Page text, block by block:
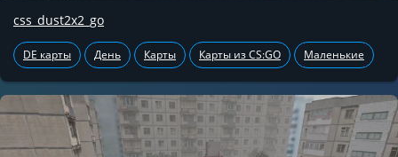
css_dust2x2_go
DE карты День Карты Карты из CS:GO Маленькие